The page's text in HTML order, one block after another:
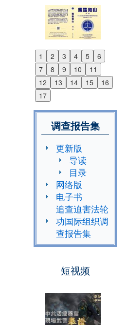
1 2 3 4 5
6
7
8 9 10
11
12
13 14 15
16
17
Previous
Next
调查报告集
更新版
导读
目录
网络版
电子书
追查迫害法轮
功国际组织调
查报告集
短视频